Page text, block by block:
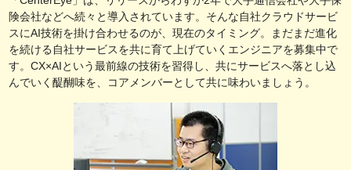
険会社などへ続々と導入されています。そんな自社クラウドサービ
スにAI技術を掛け合わせるのが、現在のタイミング。まだまだ進化
を続ける自社サービスを共に育て上げていくエンジニアを募集中で
す。CX×AIという最前線の技術を習得し、共にサービスへ落とし込
んでいく醍醐味を、コアメンバーとして共に味わいましょう。